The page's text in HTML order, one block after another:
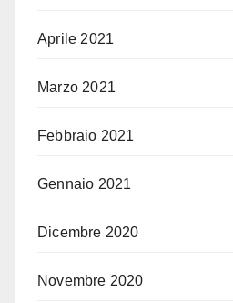
Aprile 2021
Marzo 2021
Febbraio 2021
Gennaio 2021
Dicembre 2020
Novembre 2020